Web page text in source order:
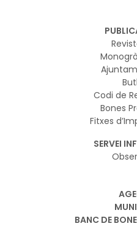
Codi de
Bones
Fitxes
SERVEI
BANC DE